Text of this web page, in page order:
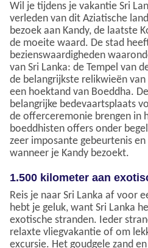
Wil je tijdens je vakantie Sri
verleden van dit Aziatische
bezoek aan Kandy, de laatste
de moeite waard. De stad
bezienswaardigheden
van Sri Lanka: de Tempel van
de belangrijkste relikwieën
een hoektand van Boeddha.
belangrijke bedevaartsplaats
de offerceremonie brengen in
boeddhisten offers onder
zeer imposante gebeurtenis
wanneer je Kandy bezoekt.
1.500 kilometer aan
Reis je naar Sri Lanka af voor
hebt je geluk, want Sri Lanka
exotische stranden. Ieder
relaxte vliegvakantie of om
excursie. Het goudgele zand